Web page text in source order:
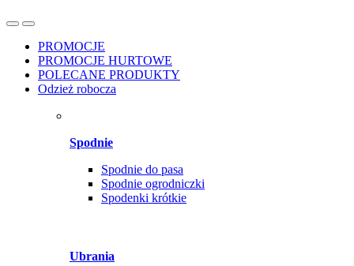
PROMOCJE
PROMOCJE HURTOWE
POLECANE PRODUKTY
Odzież robocza
Spodnie
Spodnie do pasa
Spodnie ogrodniczki
Spodenki krótkie
Ubrania